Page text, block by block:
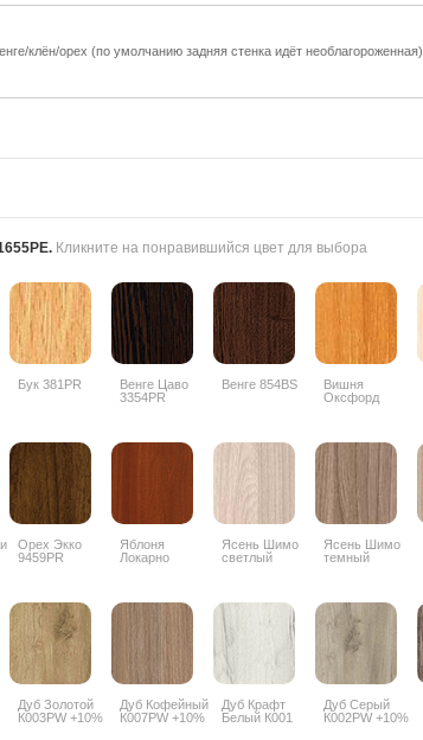
клён/орех (по умолчанию задняя стенка идёт необлагороженная)
. Кликните на понравившийся цвет для выбора
Бук 381PR
Венге Цаво
3354PR
Венге 854BS
Вишня
Оксфорд
Орех Экко
9459PR
Яблоня
Локарно
Ясень Шимо
светлый
Ясень Шимо
темный
Дуб Золотой
К003PW +10%
Дуб Кофейный
К007PW +10%
Дуб Крафт
Белый К001
Дуб Серый
К002PW +10%